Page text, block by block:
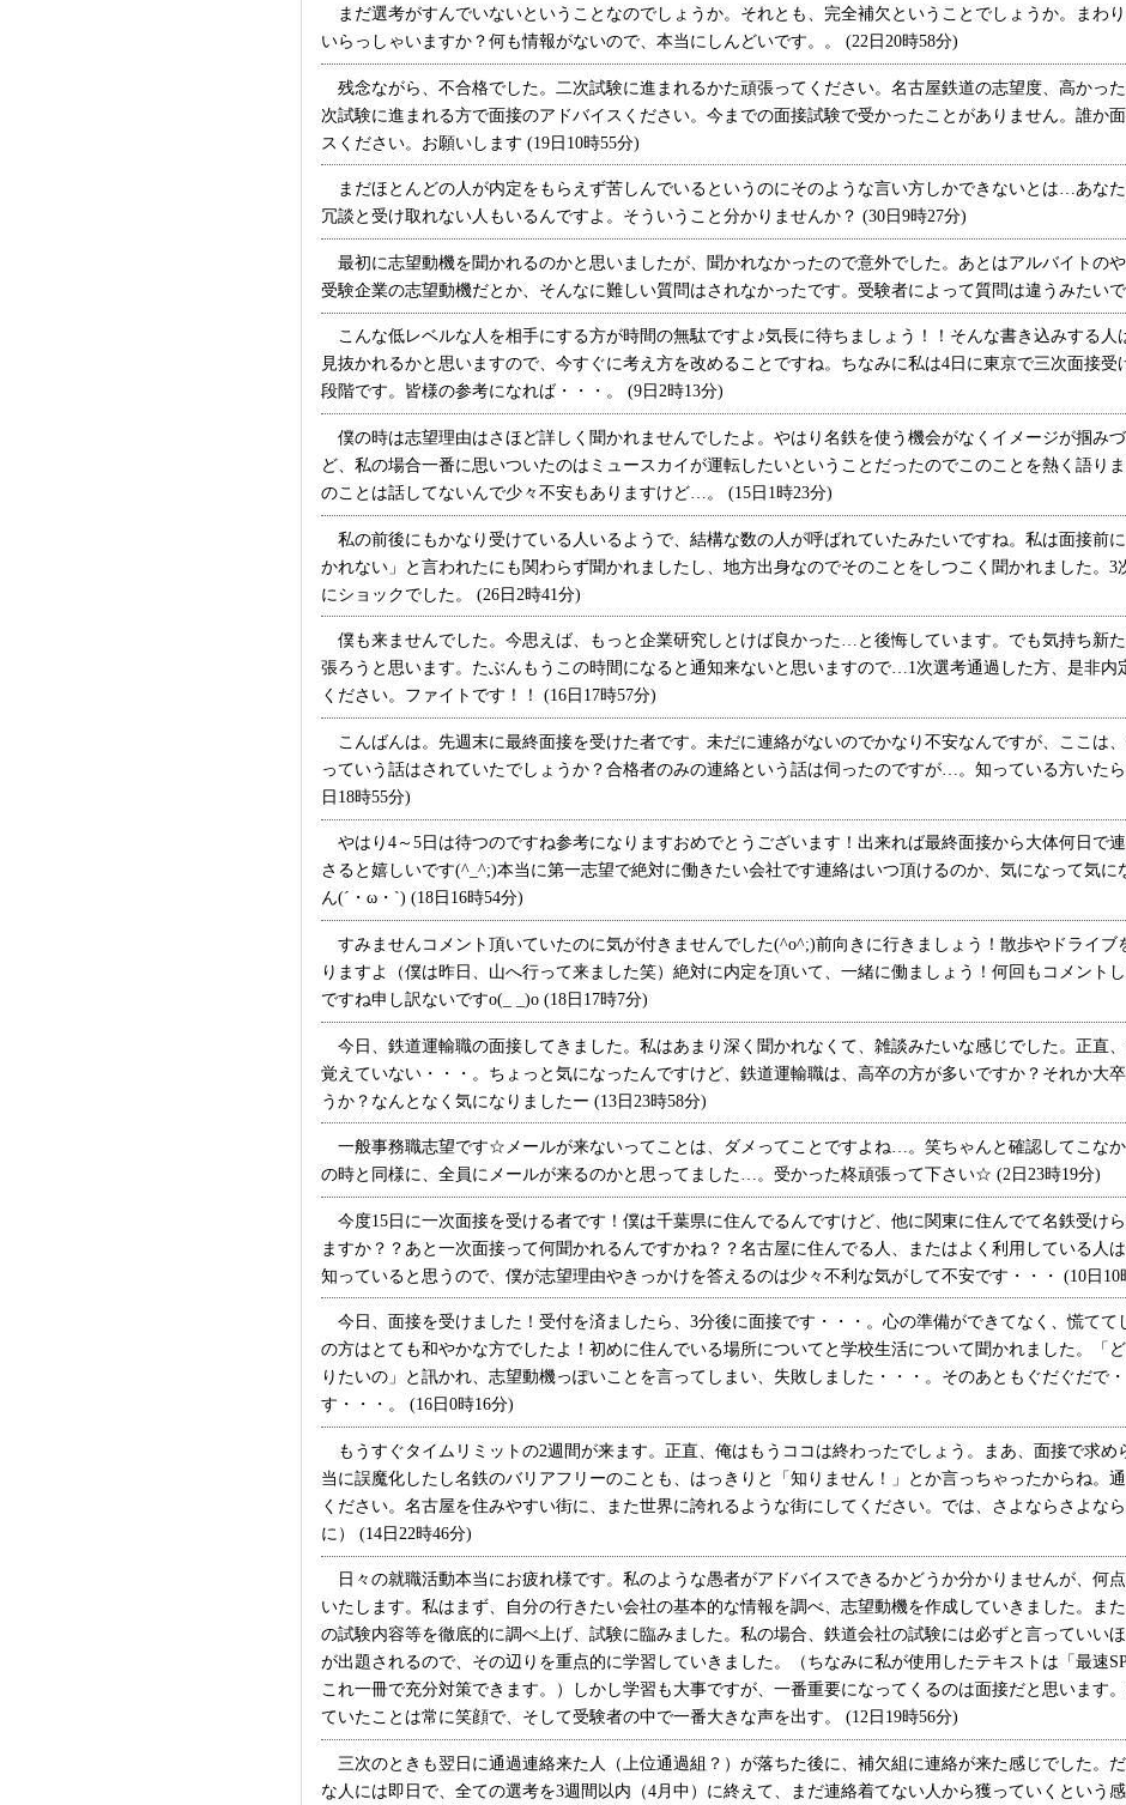
まだ選考がすんでいないということなのでしょうか。それとも、完全補欠ということでしょうか。まわ
いらっしゃいますか？何も情報がないので、本当にしんどいです。。 (22日20時58分)
残念ながら、不合格でした。二次試験に進まれるかた頑張ってください。名古屋鉄道の志望度、高かっ
次試験に進まれる方で面接のアドバイスください。今までの面接試験で受かったことがありません。誰か
スください。お願いします (19日10時55分)
まだほとんどの人が内定をもらえず苦しんでいるというのにそのような言い方しかできないとは…あな
冗談と受け取れない人もいるんですよ。そういうこと分かりませんか？ (30日9時27分)
最初に志望動機を聞かれるのかと思いましたが、聞かれなかったので意外でした。あとはアルバイトの
受験企業の志望動機だとか、そんなに難しい質問はされなかったです。受験者によって質問は違うみたい
こんな低レベルな人を相手にする方が時間の無駄ですよ♪気長に待ちましょう！！そんな書き込みする人
見抜かれるかと思いますので、今すぐに考え方を改めることですね。ちなみに私は4日に東京で三次面接受
段階です。皆様の参考になれば・・・。 (9日2時13分)
僕の時は志望理由はさほど詳しく聞かれませんでしたよ。やはり名鉄を使う機会がなくイメージが掴み
ど、私の場合一番に思いついたのはミュースカイが運転したいということだったのでこのことを熱く語り
のことは話してないんで少々不安もありますけど…。 (15日1時23分)
私の前後にもかなり受けている人いるようで、結構な数の人が呼ばれていたみたいですね。私は面接前
かれない」と言われたにも関わらず聞かれましたし、地方出身なのでそのことをしつこく聞かれました。3
にショックでした。 (26日2時41分)
僕も来ませんでした。今思えば、もっと企業研究しとけば良かった…と後悔しています。でも気持ち新
張ろうと思います。たぶんもうこの時間になると通知来ないと思いますので…1次選考通過した方、是非内
ください。ファイトです！！ (16日17時57分)
こんばんは。先週末に最終面接を受けた者です。未だに連絡がないのでかなり不安なんですが、ここは
っていう話はされていたでしょうか？合格者のみの連絡という話は伺ったのですが…。知っている方いた
日18時55分)
やはり4～5日は待つのですね参考になりますおめでとうございます！出来れば最終面接から大体何日で
さると嬉しいです(^_^;)本当に第一志望で絶対に働きたい会社です連絡はいつ頂けるのか、気になって気に
ん(´・ω・`) (18日16時54分)
すみませんコメント頂いていたのに気が付きませんでした(^o^;)前向きに行きましょう！散歩やドライブ
りますよ（僕は昨日、山へ行って来ました笑）絶対に内定を頂いて、一緒に働ましょう！何回もコメント
ですね申し訳ないですo(_ _)o (18日17時7分)
今日、鉄道運輸職の面接してきました。私はあまり深く聞かれなくて、雑談みたいな感じでした。正直
覚えていない・・・。ちょっと気になったんですけど、鉄道運輸職は、高卒の方が多いですか？それか大
うか？なんとなく気になりましたー (13日23時58分)
一般事務職志望です☆メールが来ないってことは、ダメってことですよね…。笑ちゃんと確認してこな
の時と同様に、全員にメールが来るのかと思ってました…。受かった柊頑張って下さい☆ (2日23時19分)
今度15日に一次面接を受ける者です！僕は千葉県に住んでるんですけど、他に関東に住んでて名鉄受け
ますか？？あと一次面接って何聞かれるんですかね？？名古屋に住んでる人、またはよく利用している人
知っていると思うので、僕が志望理由やきっかけを答えるのは少々不利な気がして不安です・・・ (10日10
今日、面接を受けました！受付を済ましたら、3分後に面接です・・・。心の準備ができてなく、慌てて
の方はとても和やかな方でしたよ！初めに住んでいる場所についてと学校生活について聞かれました。「
りたいの」と訊かれ、志望動機っぽいことを言ってしまい、失敗しました・・・。そのあともぐだぐだで
す・・・。 (16日0時16分)
もうすぐタイムリミットの2週間が来ます。正直、俺はもうココは終わったでしょう。まあ、面接で求め
当に誤魔化したし名鉄のバリアフリーのことも、はっきりと「知りません！」とか言っちゃったからね。
ください。名古屋を住みやすい街に、また世界に誇れるような街にしてください。では、さよならさよな
に） (14日22時46分)
日々の就職活動本当にお疲れ様です。私のような愚者がアドバイスできるかどうか分かりませんが、何
いたします。私はまず、自分の行きたい会社の基本的な情報を調べ、志望動機を作成していきました。ま
の試験内容等を徹底的に調べ上げ、試験に臨みました。私の場合、鉄道会社の試験には必ずと言っていい
が出題されるので、その辺りを重点的に学習していきました。（ちなみに私が使用したテキストは「最速
これ一冊で充分対策できます。）しかし学習も大事ですが、一番重要になってくるのは面接だと思います
ていたことは常に笑顔で、そして受験者の中で一番大きな声を出す。 (12日19時56分)
三次のときも翌日に通過連絡来た人（上位通過組？）が落ちた後に、補欠組に連絡が来た感じでした。
な人には即日で、全ての選考を3週間以内（4月中）に終えて、まだ連絡着てない人から獲っていくという